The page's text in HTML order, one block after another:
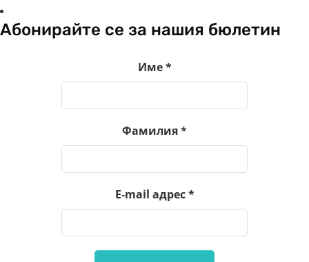
Абонирайте се за нашия бюлетин
Име*
Фамилия*
E-mail адрес*